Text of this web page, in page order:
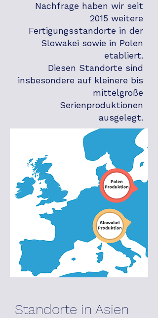
Nachfrage haben wir seit
2015 weitere
Fertigungsstandorte in der
Slowakei sowie in Polen
etabliert.
Diesen Standorte sind
insbesondere auf kleinere bis
mittelgroße
Serienproduktionen
ausgelegt.
Standorte in Asien